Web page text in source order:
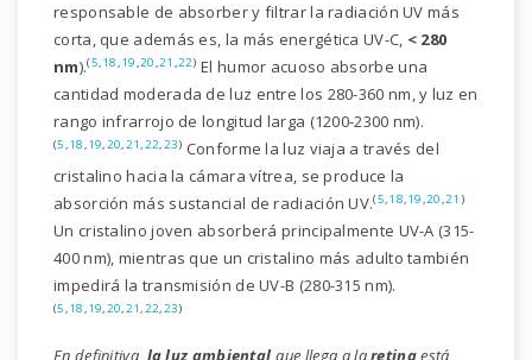
responsable de absorber y filtrar la radiación UV más
corta, que además es, la más energética UV-C, < 280
nm).(5,18,19,20,21 ,22) El humor acuoso absorbe una
cantidad moderada de luz entre los 280-360 nm, y luz en
rango infrarrojo de longitud larga (1200-2300 nm).
(5,18,19,20,21,22,23) Conforme la luz viaja a través del
cristalino hacia la cámara vítrea, se produce la
absorción más sustancial de radiación UV.(5,18,19,20,21 )
Un cristalino joven absorberá principalmente UV-A (315-
400 nm), mientras que un cristalino más adulto también
impedirá la transmisión de UV-B (280-315 nm).
(5,18,19,20,21,22,23)
En definitiva, la luz ambientalque llega a laretinaestá